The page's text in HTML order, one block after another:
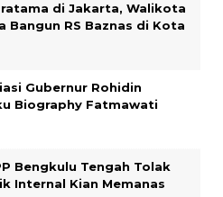
di Jakarta, Walikota
Bangun RS Baznas di Kota
Gubernur Rohidin
Biography Fatmawati
Bengkulu Tengah Tolak
Internal Kian Memanas